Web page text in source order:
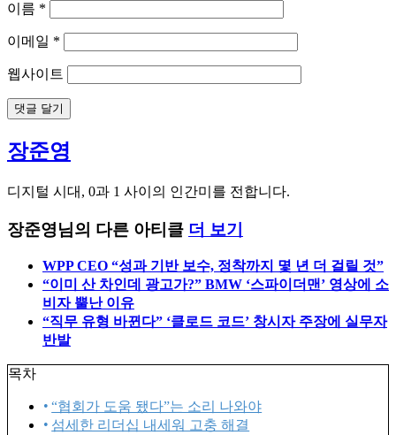
이름 *
이메일 *
웹사이트
장준영
디지털 시대, 0과 1 사이의 인간미를 전합니다.
장준영님의 다른 아티클 더 보기
WPP CEO “성과 기반 보수, 정착까지 몇 년 더 걸릴 것”
“이미 산 차인데 광고가?” BMW ‘스파이더맨’ 영상에 소
비자 뿔난 이유
“직무 유형 바뀐다” ‘클로드 코드’ 창시자 주장에 실무자
반발
목차
“협회가 도움 됐다”는 소리 나와야
섬세한 리더십 내세워 고충 해결